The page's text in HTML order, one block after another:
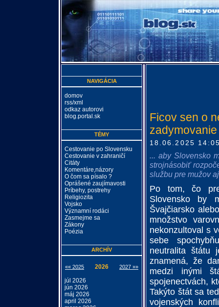
Ficov sen o
18.06.2025
... aby Slovensko
strojnásobiť
službu pre mužov
Po tom, čo
Slovensko by
Švajčiarsko
množstvo
nekonzultoval s
sebe
neutralita štátu
znamená, že
medzi inými
spojenectvách,
Takýto štát sa
vojenských
NAVIGÁCIA
domov
rss/xml
odkaz autorovi
blog.portal.sk
TÉMY
Cestovanie po Slovensku
Cestovanie v zahraničí
Citáty
Komentáre,názory
O čom sa písalo ?
Oprášené zaujímavosti
Príbehy, postrehy
Religiozita
Vojsko
Významní rodáci
Zasmejme sa
Zákony
Poézia
ARCHÍV
«« 2025 2026 2027 »»
júl 2026
jún 2026
máj 2026
april 2026